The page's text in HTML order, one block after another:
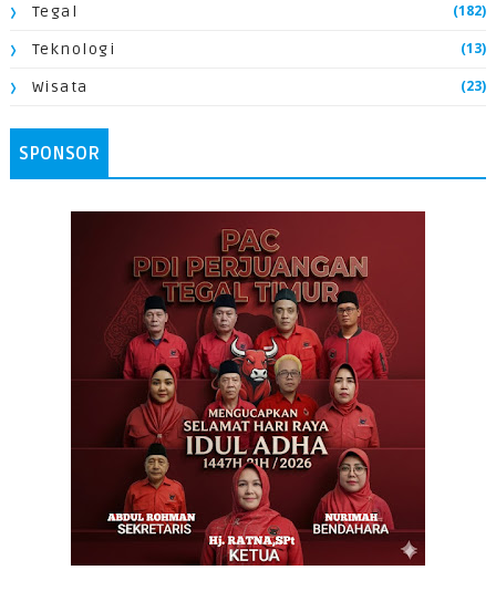
Tegal (182)
Teknologi (13)
Wisata (23)
SPONSOR